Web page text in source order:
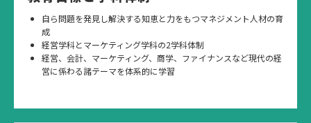
自ら問題を発見し解決する知恵と力をもつマネジメント人材の育
成
経営学科とマーケティング学科の2学科体制
経営、会計、マーケティング、商学、ファイナンスなど現代の経
営に係わる諸テーマを体系的に学習